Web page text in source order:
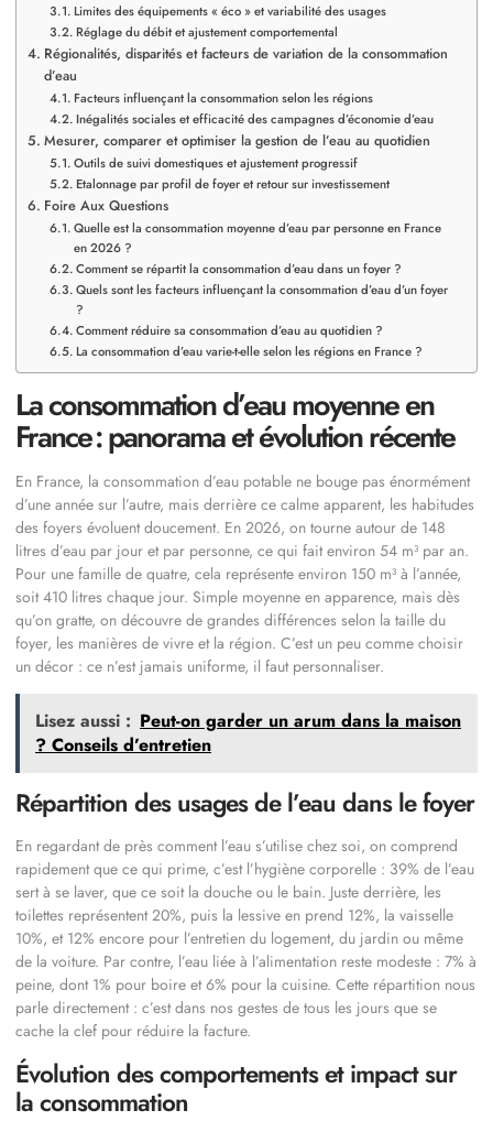
Limites des équipements « éco » et variabilité des usages
Réglage du débit et ajustement comportemental
Régionalités, disparités et facteurs de variation de la consommation
d’eau
Facteurs influençant la consommation selon les régions
Inégalités sociales et efficacité des campagnes d’économie d’eau
Mesurer, comparer et optimiser la gestion de l’eau au quotidien
Outils de suivi domestiques et ajustement progressif
Etalonnage par profil de foyer et retour sur investissement
Foire Aux Questions
Quelle est la consommation moyenne d’eau par personne en France
en 2026 ?
Comment se répartit la consommation d’eau dans un foyer ?
Quels sont les facteurs influençant la consommation d’eau d’un foyer
?
Comment réduire sa consommation d’eau au quotidien ?
La consommation d’eau varie-t-elle selon les régions en France ?
La consommation d’eau moyenne en
France : panorama et évolution récente
En France, la consommation d’eau potable ne bouge pas énormément
d’une année sur l’autre, mais derrière ce calme apparent, les habitudes
des foyers évoluent doucement. En 2026, on tourne autour de 148
litres d’eau par jour et par personne, ce qui fait environ 54 m³ par an.
Pour une famille de quatre, cela représente environ 150 m³ à l’année,
soit 410 litres chaque jour. Simple moyenne en apparence, mais dès
qu’on gratte, on découvre de grandes différences selon la taille du
foyer, les manières de vivre et la région. C’est un peu comme choisir
un décor : ce n’est jamais uniforme, il faut personnaliser.
Lisez aussi : Peut-on garder un arum dans la maison
? Conseils d’entretien
Répartition des usages de l’eau dans le foyer
En regardant de près comment l’eau s’utilise chez soi, on comprend
rapidement que ce qui prime, c’est l’hygiène corporelle : 39% de l’eau
sert à se laver, que ce soit la douche ou le bain. Juste derrière, les
toilettes représentent 20%, puis la lessive en prend 12%, la vaisselle
10%, et 12% encore pour l’entretien du logement, du jardin ou même
de la voiture. Par contre, l’eau liée à l’alimentation reste modeste : 7% à
peine, dont 1% pour boire et 6% pour la cuisine. Cette répartition nous
parle directement : c’est dans nos gestes de tous les jours que se
cache la clef pour réduire la facture.
Évolution des comportements et impact sur
la consommation